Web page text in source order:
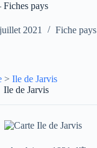
Fiches pays
2021 Fiche pays
> Ile de Jarvis
Ile de Jarvis